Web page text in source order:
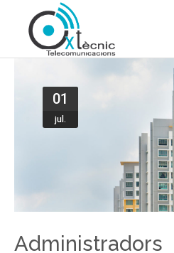
Porters Automàtics
Antenes de TV
Sistemes de seguretat
Administradors de finques
01
jul.
Administradors